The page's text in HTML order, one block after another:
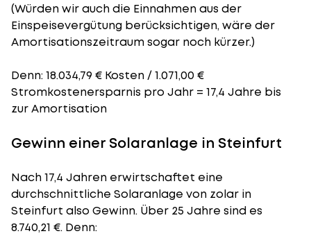
(Würden wir auch die Einnahmen aus der
Einspeisevergütung berücksichtigen, wäre der
Amortisationszeitraumsogar noch kürzer.)
Denn: 18.034,79 € Kosten / 1.071,00 €
Stromkostenersparnis pro Jahr = 17,4 Jahre bis
zur Amortisation
Gewinn einer Solaranlage in Steinfurt
Nach 17,4 Jahren erwirtschaftet eine
durchschnittliche Solaranlage von zolar in
Steinfurt also Gewinn. Über 25 Jahre sind es
8.740,21 €. Denn: